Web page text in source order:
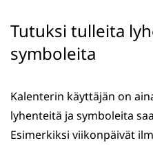
Tutuksi tulleita
symboleita
Kalenterin käyttäjän on
lyhenteitä ja symboleita
Esimerkiksi viikonpäivät